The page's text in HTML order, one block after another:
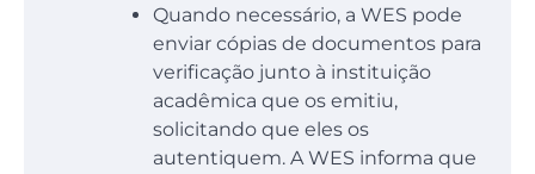
Quando necessário, a WES pode
enviar cópias de documentos para
verificação junto à instituição
acadêmica que os emitiu,
solicitando que eles os
autentiquem. A WES informa que